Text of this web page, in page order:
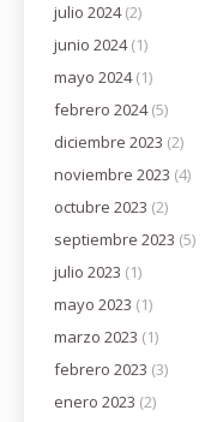
julio 2024(2)
junio 2024(1)
mayo 2024(1)
febrero 2024(5)
diciembre 2023 (2)
noviembre 2023 (4)
octubre 2023 (2)
septiembre 2023 (5)
julio 2023 (1)
mayo 2023 (1)
marzo 2023 (1)
febrero 2023 (3)
enero 2023 (2)